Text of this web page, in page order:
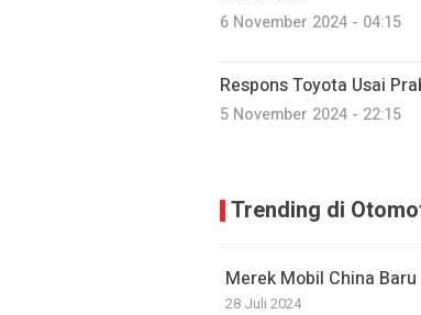
6 November 2024 - 04:15
Respons Toyota Usai
5 November 2024 - 22:15
Trending di
Merek Mobil China
28 Juli 2024